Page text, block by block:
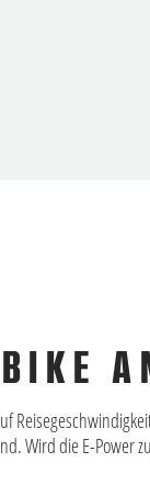
Wird die E-Power